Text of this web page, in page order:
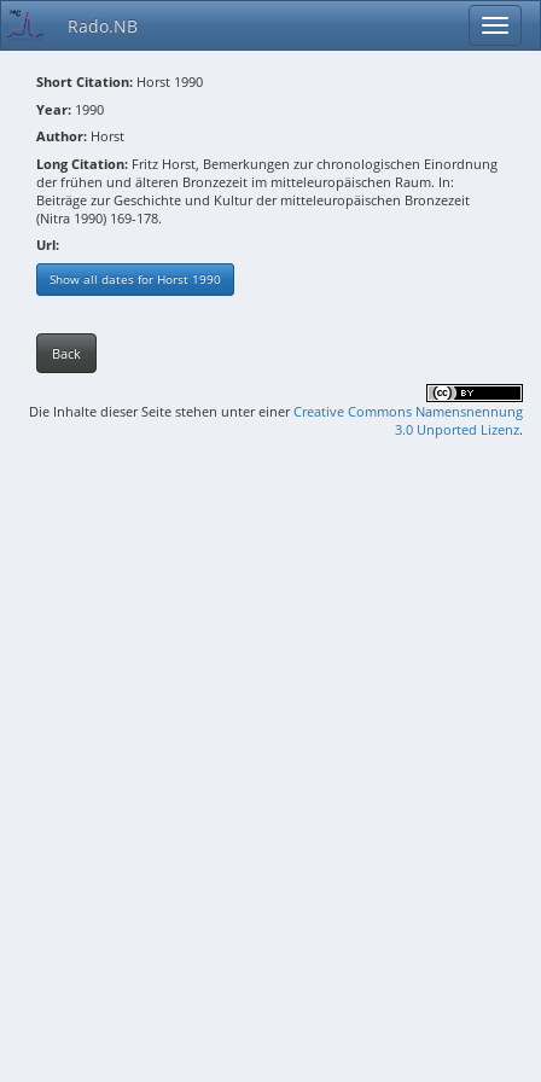
Rado.NB
Short Citation: Horst 1990
Year: 1990
Author: Horst
Long Citation: Fritz Horst, Bemerkungen zur chronologischen Einordnung
der frühen und älteren Bronzezeit im mitteleuropäischen Raum. In:
Beiträge zur Geschichte und Kultur der mitteleuropäischen Bronzezeit
(Nitra 1990) 169-178.
Url:
Show all dates for Horst 1990
Back
Die Inhalte dieser Seite stehen unter einerCreative Commons Namensnennung
3.0 Unported Lizenz.